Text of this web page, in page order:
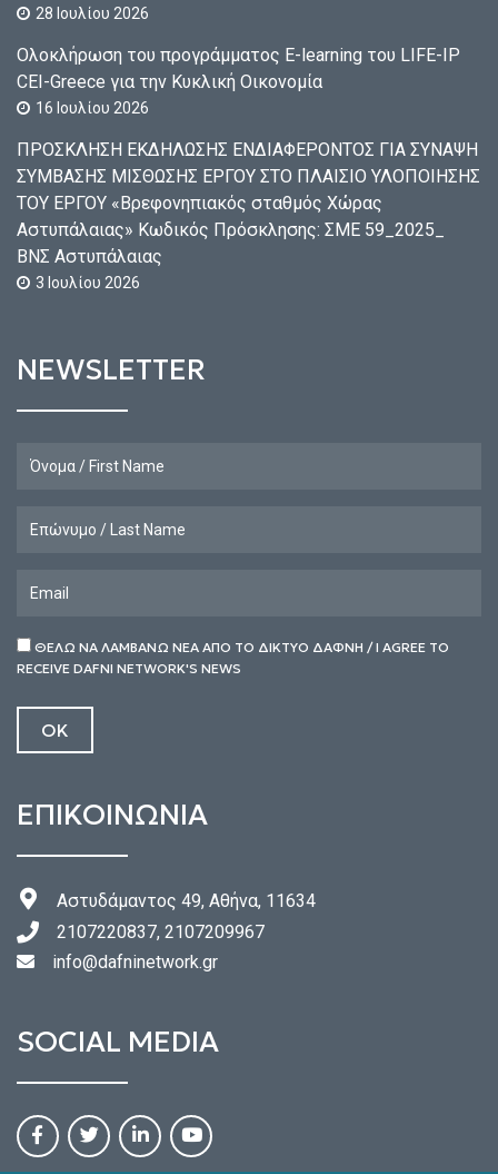
28 Ιουλίου 2026
Ολοκλήρωση του προγράμματος E-learning του LIFE-IP
CEI-Greece για την Κυκλική Οικονομία
16 Ιουλίου 2026
ΠΡΟΣΚΛΗΣΗ ΕΚΔΗΛΩΣΗΣ ΕΝΔΙΑΦΕΡΟΝΤΟΣ ΓΙΑ ΣΥΝΑΨΗ
ΣΥΜΒΑΣΗΣ ΜΙΣΘΩΣΗΣ ΕΡΓΟΥ ΣΤΟ ΠΛΑΙΣΙΟ ΥΛΟΠΟΙΗΣΗΣ
ΤΟΥ ΕΡΓΟΥ «Βρεφονηπιακός σταθμός Χώρας
Αστυπάλαιας» Κωδικός Πρόσκλησης: ΣΜΕ 59_2025_
ΒΝΣ Αστυπάλαιας
3 Ιουλίου 2026
NEWSLETTER
ΘΕΛΩ ΝΑ ΛΑΜΒΑΝΩ ΝΕΑ ΑΠΟ ΤΟ ΔΙΚΤΥΟ ΔΑΦΝΗ / I AGREE TO
RECEIVE DAFNI NETWORK'S NEWS
ΕΠΙΚΟΙΝΩΝΙΑ
Αστυδάμαντος 49, Αθήνα, 11634
2107220837, 2107209967
info@dafninetwork.gr
SOCIAL MEDIA